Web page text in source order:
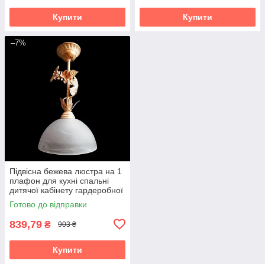
Купити Купити
–7%
Підвісна бежева люстра на 1
плафон для кухні спальні
дитячої кабінету гардеробної
Підвіс Василина/1
Готово до відправки
839,79 ₴ 903 ₴
Купити